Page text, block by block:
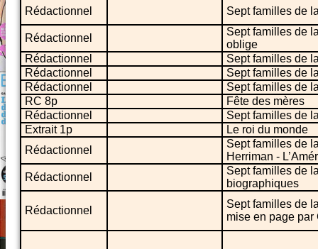
Rédactionnel Sept familles de
Rédactionnel
Sept familles de
oblige
Rédactionnel
Sept familles de
Rédactionnel
Sept familles de
Rédactionnel
Sept familles de
RC 8p
Fête des mères
Rédactionnel
Sept familles de
Extrait 1p
Le roi du monde
Rédactionnel
Sept familles de
Herriman -
Rédactionnel
Sept familles de
biographiques
Rédactionnel
Sept familles de
mise en page par